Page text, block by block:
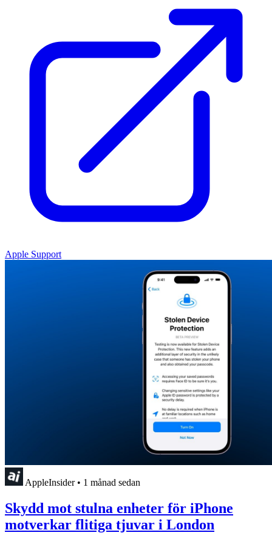
Apple Support
AppleInsider • 1 månad sedan
Skydd mot stulna enheter för iPhone
motverkar flitiga tjuvar i London